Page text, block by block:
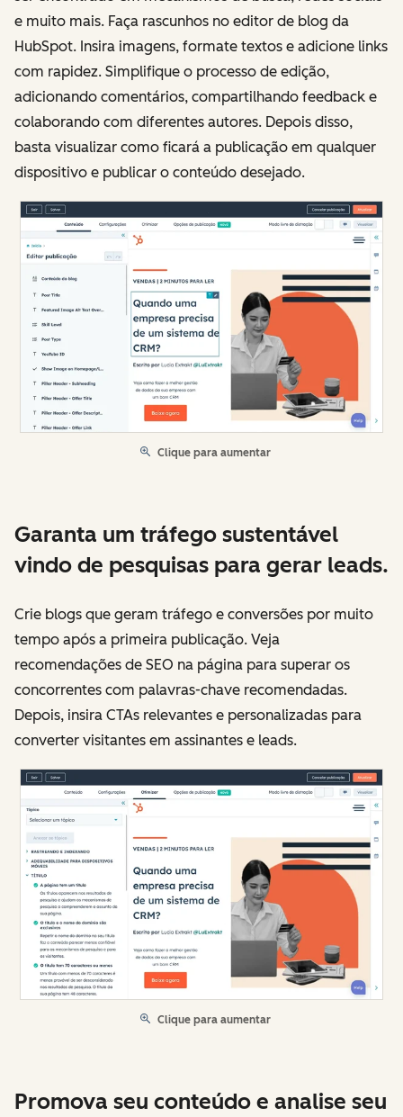
e muito mais. Faça rascunhos no editor de blog da
HubSpot. Insira imagens, formate textos e adicione links
com rapidez. Simplifique o processo de edição,
adicionando comentários, compartilhando feedback e
colaborando com diferentes autores. Depois disso,
basta visualizar como ficará a publicação em qualquer
dispositivo e publicar o conteúdo desejado.
Clique para aumentar
Garanta um tráfego sustentável
vindo de pesquisas para gerar leads.
Crie blogs que geram tráfego e conversões por muito
tempo após a primeira publicação. Veja
recomendações de SEO na página para superar os
concorrentes com palavras-chave recomendadas.
Depois, insira CTAs relevantes e personalizadas para
converter visitantes em assinantes e leads.
Clique para aumentar
Promova seu conteúdo e analise seu